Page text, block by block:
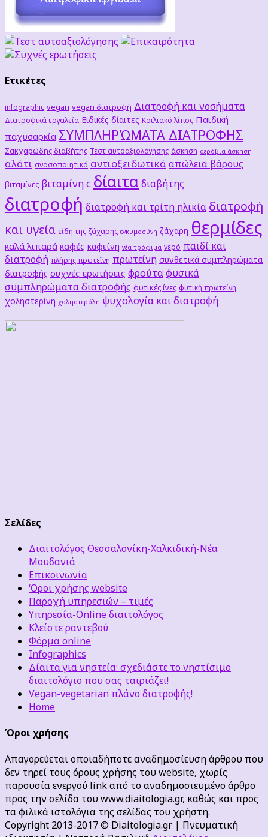
Ετικέτες
infographic vegan vegan διατροφή Διατροφή και νοσήματα
Διατροφικά εργαλεία Ειδικές δίαιτες Κοιλιακό λίπος Παιδική
παχυσαρκία ΣΥΜΠΛΗΡΏΜΑΤΑ ΔΙΑΤΡΟΦΗΣ
Σακχαρώδης διαβήτης Τεστ αυτοαξιολόγησης άσκηση αερόβια άσκηση
αλάτι ανοσοποιητικό αντιοξειδωτικά απώλεια βάρους
βιταμίνες βιταμίνη c δίαιτα διαβήτης
διατροφή διατροφή και τρίτη ηλικία διατροφή
και υγεία είδη της ζάχαρης εγκυμοσύνη ζάχαρη θερμίδες
καλά λιπαρά καφές καφεΐνη νέα τρόφιμα νερό παιδί και
διατροφή πλήρης πρωτεΐνη πρωτεΐνη συνθετικά συμπληρώματα
διατροφής συχνές ερωτήσεις φρούταφυσικά
συμπληρώματα διατροφής φυτικές ίνες φυτική πρωτείνη
χοληστερίνη χοληστερόλη ψυχολογία και διατροφή
Σελίδες
Διαιτολόγος Θεσσαλονίκη-Χαλκιδική-Νέα
Μουδανιά
Επικοινωνία
‘Οροι χρήσης website
Παροχή υπηρεσιών – τιμές
Υπηρεσία-Online διαιτολόγος
Κλείστε ραντεβού
Φόρμα online
Infographics
Δίαιτα για νηστεία: σχεδιάστε το νηστίσιμο
διαιτολόγιο που σας ταιριάζει!
Vegan-vegetarian πλάνο διατροφής!
Home
Όροι χρήσης
Απαγορεύεται οποιαδήποτε αναδημοσίευση άρθρου που
δεν τηρεί τους όρους χρήσης του website, χωρίς
παρουσία ενεργού link από το αναδημοσιευμένο άρθρο
προς την σελίδα του www.diaitologia.gr, καθώς και προς
τα φιλικά ιστολόγια της σελίδας του χρήστη.
Copyright 2013-2017 © Diaitologia.gr | Πνευματική